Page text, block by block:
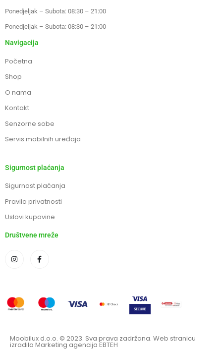
Ponedjeljak – Subota: 08:30 – 21:00
Ponedjeljak – Subota: 08:30 – 21:00
Navigacija
Početna
Shop
O nama
Kontakt
Senzorne sobe
Servis mobilnih uređaja
Sigurnost plaćanja
Sigurnost plaćanja
Pravila privatnosti
Uslovi kupovine
Društvene mreže
Moobilux d.o.o. © 2023. Sva prava zadržana. Web stranicu
izradila Marketing agencija EBTEH